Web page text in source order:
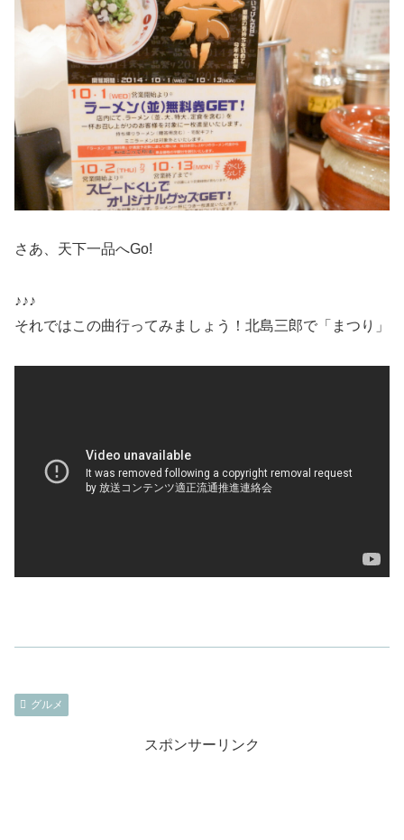
さあ、天下一品へGo!
♪♪♪
それではこの曲行ってみましょう！北島三郎で「まつり」
グルメ
スポンサーリンク